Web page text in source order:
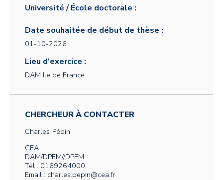
Université / École doctorale :
Date souhaitée de début de thèse :
01-10-2026
Lieu d'exercice :
DAM Ile de France
CHERCHEUR À CONTACTER
Charles Pépin
CEA
DAM/DPEM//DPEM
Tel : 0169264000
Email : charles.pepin@cea.fr